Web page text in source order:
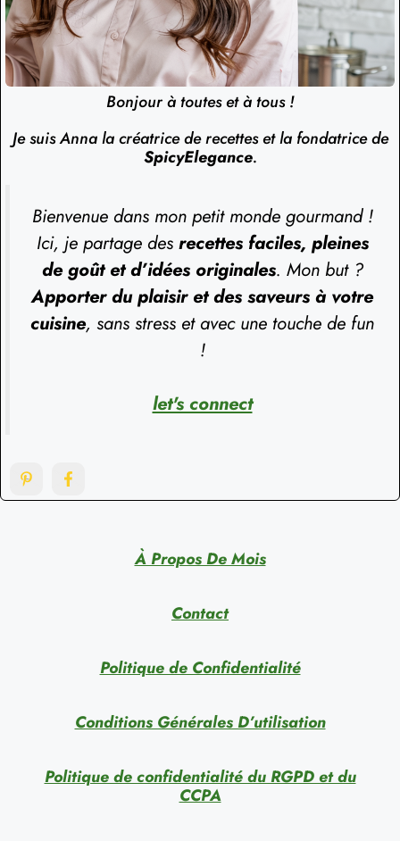
Bonjour à toutes et à tous !
Je suis Anna la créatrice de recettes et la fondatrice de
SpicyElegance.
Bienvenue dans mon petit monde gourmand !
Ici, je partage des recettes faciles, pleines
de goût et d’idées originales. Mon but ?
Apporter du plaisir et des saveurs à votre
cuisine, sans stress et avec une touche de fun
!
let's connect
À Propos De Mois
Contact
Politique de Confidentialité
Conditions Générales D’utilisation
Politique de confidentialité du RGPD et du
CCPA